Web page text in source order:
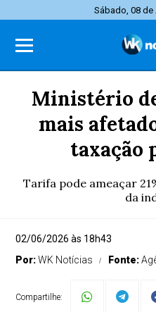
Sábado, 08
Ministério
mais
taxação
Tarifa pode ameaçar
da
02/06/2026 às 18h43
Por:WK Notícias Fonte:
Compartilhe: